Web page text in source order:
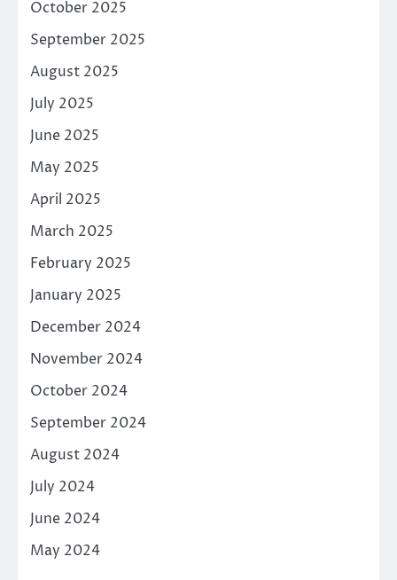
October 2025
September 2025
August 2025
July 2025
June 2025
May 2025
April 2025
March 2025
February 2025
January 2025
December 2024
November 2024
October 2024
September 2024
August 2024
July 2024
June 2024
May 2024